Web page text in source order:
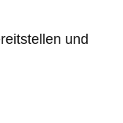
und